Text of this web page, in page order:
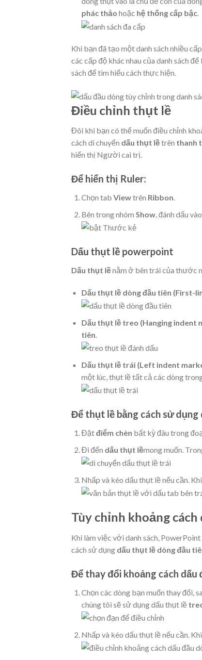
phác thảo hoặc hệ thống cấp bậc.
Khi bạn đã tạo một danh sách nhiều
các cấp độ khác nhau của danh sách
sách để tìm hiểu cách thực hiện.
Điều chỉnh thụt lề
Đôi khi bạn có thể muốn điều chỉnh
cách di chuyển dấu thụt lềtrên thanh
hiển thị Người cai trị.
Để hiển thị Ruler:
Chọn tab Viewtrên Ribbon.
Bên trong nhóm Show, đánh dấu
Dấu thụt lề powerpoint
Dấu thụt lềnằm ở bên trái của thước
Dấu thụt lề dòng đầu tiên (First-
Dấu thụt lề treo (Hanging indent
tiên.
Dấu thụt lề trái (Left indent
một lúc, thụt lề tất cả các dòng
Để thụt lề bằng cách sử dụng
Đặtđiểm chèn bất kỳ đâu trong
Đi đến dấu thụt lềmong muốn.
Nhấp và kéo dấu thụt lề nếu cần.
Tùy chỉnh khoảng cách
Khi làm việc với danh sách,
cách sử dụng dấu thụt lề dòng đầu
Để thay đổi khoảng cách dấu
Chọn các dòng bạn muốn thay đổi,
chúng tôi sẽ sử dụng dấu thụt lề
Nhấp và kéo dấu thụt lề nếu cần.